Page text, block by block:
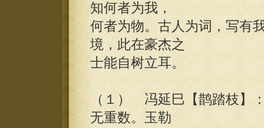
知何者为我，
何者为物。古人为词，写有
境，此在豪杰之
士能自树立耳。
（１） 冯延巳【鹊踏枝】
无重数。玉勒